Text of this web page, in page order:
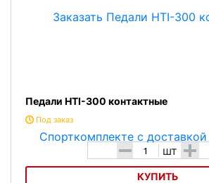
Педали HTI-300 контактные
Под заказ
- шт +
КУПИТЬ